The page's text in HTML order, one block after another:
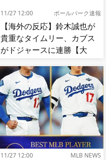
11/27 12:00 ボールパーク速報
【海外の反応】鈴木誠也が
貴重なタイムリー、カブス
がドジャースに連勝【大
11/27 12:00 MLB NEWS